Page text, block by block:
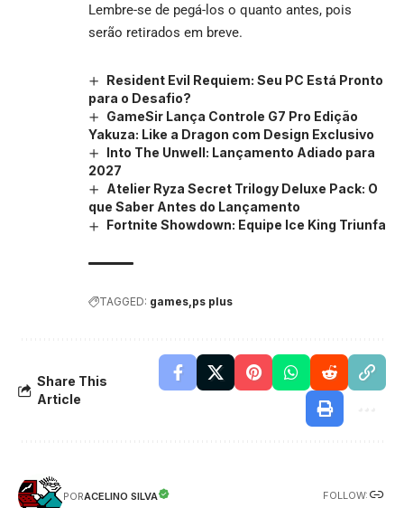
Lembre-se de pegá-los o quanto antes, pois
serão retirados em breve.
Resident Evil Requiem: Seu PC Está Pronto
para o Desafio?
GameSir Lança Controle G7 Pro Edição
Yakuza: Like a Dragon com Design Exclusivo
Into The Unwell: Lançamento Adiado para
2027
Atelier Ryza Secret Trilogy Deluxe Pack: O
que Saber Antes do Lançamento
Fortnite Showdown: Equipe Ice King Triunfa
TAGGED: games ps plus
Share This
Article
PORACELINO SILVA FOLLOW: